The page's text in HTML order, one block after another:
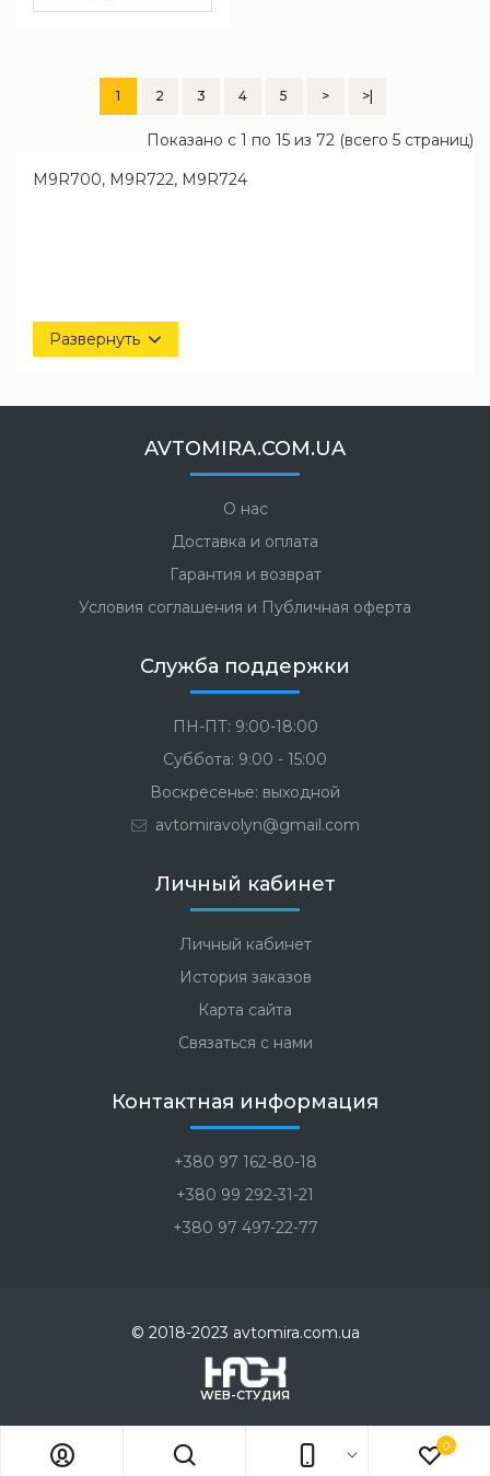
0
1 2 3 4 5 > >|
Показано с 1 по 15 из 72 (всего 5 страниц)
M9R700, M9R722, M9R724
Развернуть
AVTOMIRA.COM.UA
О нас
Доставка и оплата
Гарантия и возврат
Условия соглашения и Публичная оферта
Служба поддержки
ПН-ПТ: 9:00-18:00
Суббота: 9:00 - 15:00
Воскресенье: выходной
avtomiravolyn@gmail.com
Личный кабинет
Личный кабинет
История заказов
Карта сайта
Связаться с нами
Контактная информация
+380 97 162-80-18
+380 99 292-31-21
+380 97 497-22-77
© 2018-2023 avtomira.com.ua
WEB-СТУДИЯ